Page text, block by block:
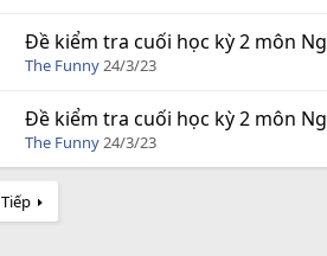
Đề kiểm tra cuối học kỳ 2 môn
The Funny24/3/23
Đề kiểm tra cuối học kỳ 2 môn
The Funny24/3/23
Tiếp